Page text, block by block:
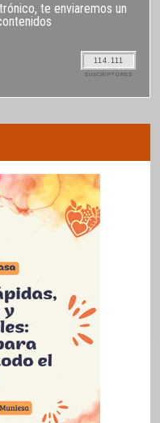
te enviaremos un
114.111
SUSCRIPTORES